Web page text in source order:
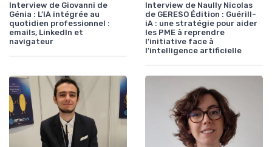
Interview de Giovanni de
Génia : L’IA intégrée au
quotidien professionnel :
emails, LinkedIn et
navigateur
Interview de Naully Nicolas
de GERESO Édition : Guérill-
iA : une stratégie pour aider
les PME à reprendre
l’initiative face à
l’intelligence artificielle